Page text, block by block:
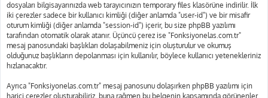
dosyaları bilgisayarınızda web tarayıcınızın temporary files klasörüne indirilir. İlk
iki çerezler sadece bir kullanıcı kimliği (diğer anlamda "user-id") ve bir misafir
oturum kimliği (diğer anlamda "session-id") içerir, bu size phpBB yazılımı
tarafından otomatik olarak atanır. Üçüncü çerez ise "Fonksiyonelas.com.tr"
mesaj panosundaki başlıkları dolaşabilmeniz için oluşturulur ve okumuş
olduğunuz başlıkların depolanması için kullanılır, böylece kullanıcı yetenekleriniz
hızlanacaktır.
Ayrıca "Fonksiyonelas.com.tr" mesaj panosunu dolaşırken phpBB yazılımı için
harici çerezler oluşturabiliriz, buna rağmen bu belgenin kapsamında görünenler